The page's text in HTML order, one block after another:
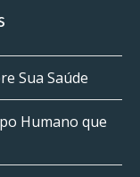
Sua Saúde
Humano que